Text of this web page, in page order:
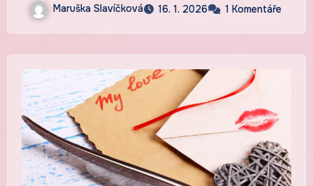
Maruška Slavíčková 16. 1. 2026 1 Komentáře